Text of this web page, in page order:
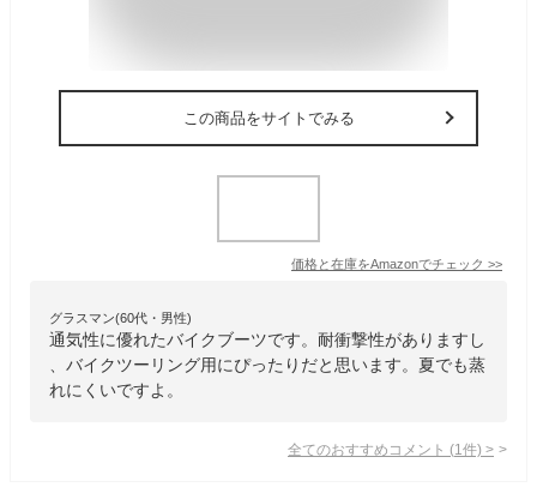
この商品をサイトでみる
価格と在庫をAmazonでチェック >>
グラスマン(60代・男性)
通気性に優れたバイクブーツです。耐衝撃性がありますし
、バイクツーリング用にぴったりだと思います。夏でも蒸
れにくいですよ。
全てのおすすめコメント (1 件) >